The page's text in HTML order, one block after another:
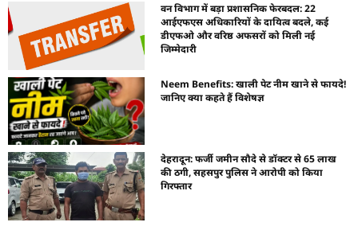
वन विभाग में बड़ा प्रशासनिक फेरबदल: 22
आईएफएस अधिकारियों के दायित्व बदले, कई
डीएफओ और वरिष्ठ अफसरों को मिली नई
जिम्मेदारी
Neem Benefits: खाली पेट नीम खाने से फायदे!
जानिए क्या कहते हैं विशेषज्ञ
देहरादून: फर्जी जमीन सौदे से डॉक्टर से 65 लाख
की ठगी, सहसपुर पुलिस ने आरोपी को किया
गिरफ्तार